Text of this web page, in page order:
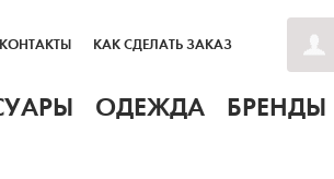
КОНТАКТЫ КАК СДЕЛАТЬ ЗАКАЗ
ОДЕЖДА БРЕНДЫ